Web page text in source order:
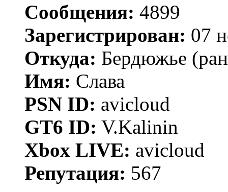
Сообщения: 4899
Зарегистрирован: 07
Откуда: Бердюжье
Имя: Слава
PSN ID: avicloud
GT6 ID: V.Kalinin
Xbox LIVE: avicloud
Репутация: 567